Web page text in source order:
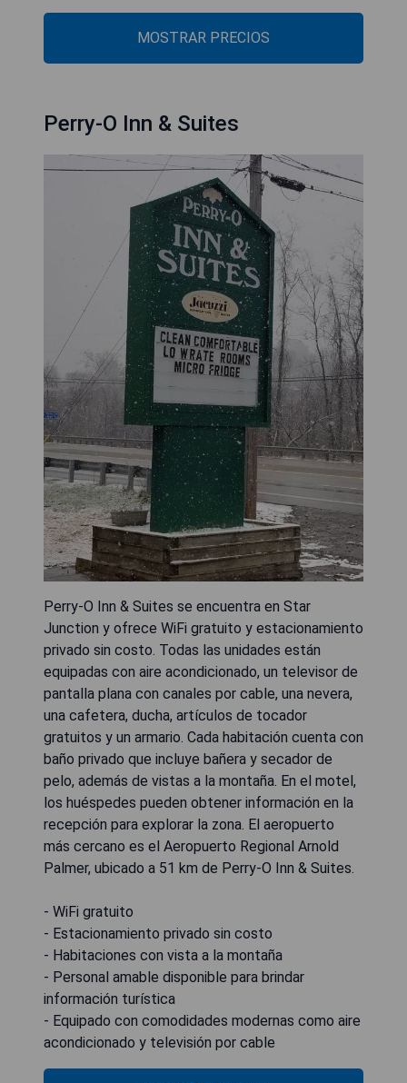
MOSTRAR PRECIOS
Perry-O Inn & Suites
Perry-O Inn & Suites se encuentra en Star
Junction y ofrece WiFi gratuito y estacionamiento
privado sin costo. Todas las unidades están
equipadas con aire acondicionado, un televisor de
pantalla plana con canales por cable, una nevera,
una cafetera, ducha, artículos de tocador
gratuitos y un armario. Cada habitación cuenta con
baño privado que incluye bañera y secador de
pelo, además de vistas a la montaña. En el motel,
los huéspedes pueden obtener información en la
recepción para explorar la zona. El aeropuerto
más cercano es el Aeropuerto Regional Arnold
Palmer, ubicado a 51 km de Perry-O Inn & Suites.
- WiFi gratuito
- Estacionamiento privado sin costo
- Habitaciones con vista a la montaña
- Personal amable disponible para brindar
información turística
- Equipado con comodidades modernas como aire
acondicionado y televisión por cable